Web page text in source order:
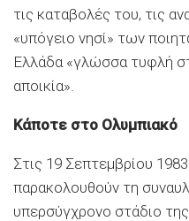
τις καταβολές του, τις
«υπόγειο νησί» των
Ελλάδα «γλώσσα τυφλή
αποικία».
Κάποτε στο Ολυμπιακό
Στις 19 Σεπτεμβρίου
παρακολουθούν τη
υπερσύγχρονο στάδιο